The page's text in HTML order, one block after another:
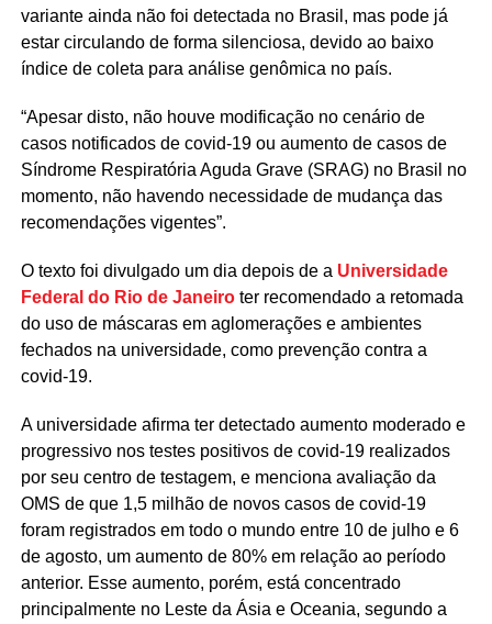
variante ainda não foi detectada no Brasil, mas pode já
estar circulando de forma silenciosa, devido ao baixo
índice de coleta para análise genômica no país.
“Apesar disto, não houve modificação no cenário de
casos notificados de covid-19 ou aumento de casos de
Síndrome Respiratória Aguda Grave (SRAG) no Brasil no
momento, não havendo necessidade de mudança das
recomendações vigentes”.
O texto foi divulgado um dia depois de a Universidade
Federal do Rio de Janeiroter recomendado a retomada
do uso de máscaras em aglomerações e ambientes
fechados na universidade, como prevenção contra a
covid-19.
A universidade afirma ter detectado aumento moderado e
progressivo nos testes positivos de covid-19 realizados
por seu centro de testagem, e menciona avaliação da
OMS de que 1,5 milhão de novos casos de covid-19
foram registrados em todo o mundo entre 10 de julho e 6
de agosto, um aumento de 80% em relação ao período
anterior. Esse aumento, porém, está concentrado
principalmente no Leste da Ásia e Oceania, segundo a